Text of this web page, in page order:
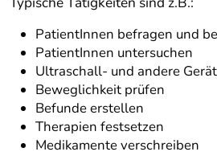
PatientInnen befragen und
PatientInnen untersuchen
Ultraschall- und andere
Beweglichkeit prüfen
Befunde erstellen
Therapien festsetzen
Medikamente verschreiben